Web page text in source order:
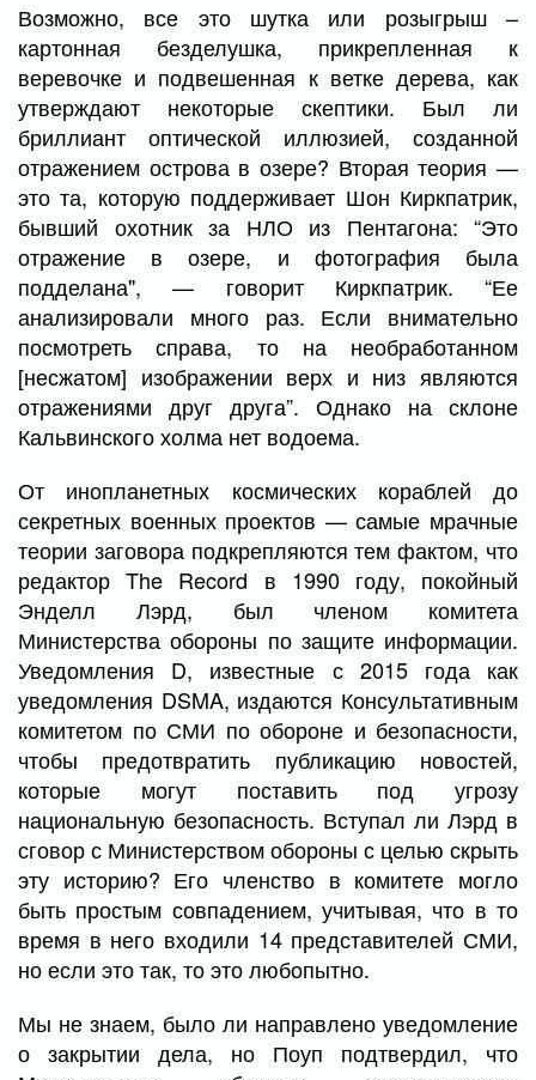
Возможно, все это шутка или розыгрыш –
картонная безделушка, прикрепленная к
веревочке и подвешенная к ветке дерева, как
утверждают некоторые скептики. Был ли
бриллиант оптической иллюзией, созданной
отражением острова в озере? Вторая теория —
это та, которую поддерживает Шон Киркпатрик,
бывший охотник за НЛО из Пентагона: “Это
отражение в озере, и фотография была
подделана", — говорит Киркпатрик. “Ее
анализировали много раз. Если внимательно
посмотреть справа, то на необработанном
[несжатом] изображении верх и низ являются
отражениями друг друга”. Однако на склоне
Кальвинского холма нет водоема.
От инопланетных космических кораблей до
секретных военных проектов — самые мрачные
теории заговора подкрепляются тем фактом, что
редактор The Record в 1990 году, покойный
Энделл Лэрд, был членом комитета
Министерства обороны по защите информации.
Уведомления D, известные с 2015 года как
уведомления DSMA, издаются Консультативным
комитетом по СМИ по обороне и безопасности,
чтобы предотвратить публикацию новостей,
которые могут поставить под угрозу
национальную безопасность. Вступал ли Лэрд в
сговор с Министерством обороны с целью скрыть
эту историю? Его членство в комитете могло
быть простым совпадением, учитывая, что в то
время в него входили 14 представителей СМИ,
но если это так, то это любопытно.
Мы не знаем, было ли направлено уведомление
о закрытии дела, но Поуп подтвердил, что